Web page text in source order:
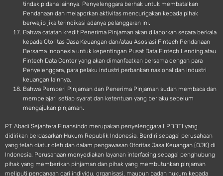
tindak pidana lainnya. Penyelenggara berhak untuk membatalkan
Pendanaan dan melaporkan aktivitas mencurigakan kepada pihak
berwajib jika terindikasi adanya pelanggaran ini.
Bahwa catatan kredit Penerima Pinjaman akan dilaporkan secara berkala
kepada Otoritas Jasa Keuangan dan/atau Asosiasi Fintech Pendanaan
Bersama Indonesia untuk kepentingan Pusat Data Fintech Lending atau
Fintech Data Center yang akan dimanfaatkan bersama dengan para
Penyelenggara, para pelaku industri perbankan nasional dan industri
keuangan lainnya.
Bahwa Pemberi Pinjaman dan Penerima Pinjaman sudah membaca dan
mempelajari setiap syarat dan ketentuan yang berlaku sebelum
mengajukan pinjaman.
PT Abadi Sejahtera Finansindo merupakan penyelenggara LPBBTI yang
didirikan berdasarkan Hukum Republik Indonesia. Berdiri sebagai perusahaan
yang telah diatur oleh dan dalam pengawasan Otoritas Jasa Keuangan (OJK) di
Indonesia, Perusahaan menyediakan layanan interfacing sebagai penghubung
pihak yang memberikan pinjaman dan pihak yang membutuhkan pinjaman
meliputi pendanaan dari individu, organisasi, maupun badan hukum kepada